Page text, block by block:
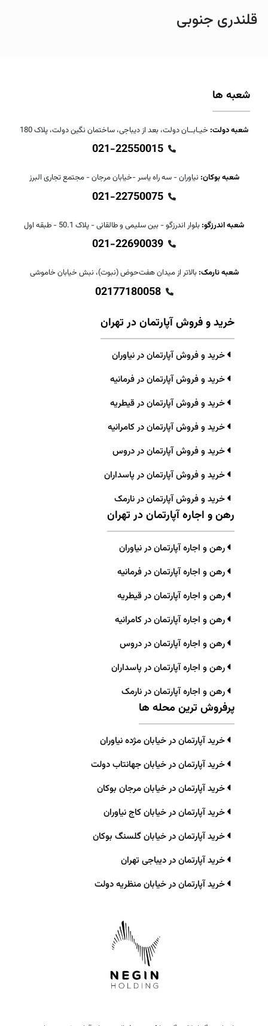
قلندری جنوبی
شعبه ها
شعبه دولت: خیـابــان دولت، بعد از دیباجی، ساختمان نگین دولت، پلاک 180
021-22550015
شعبه بوکان: نیاوران - سه راه یاسر -خیابان مرجان - مجتمع تجاری البرز
021-22750075
شعبه اندرزگو: بلوار اندرزگو - بین سلیمی و طالقانی - پلاک 50.1 - طبقه اول
021-22690039
شعبه نارمک: بالاتر از میدان هفت‌حوض (نبوت)، نبش خیابان خاموشی
02177180058
خرید و فروش آپارتمان در تهران
خرید و فروش آپارتمان در نیاوران
خرید و فروش آپارتمان در فرمانیه
خرید و فروش آپارتمان در قیطریه
خرید و فروش آپارتمان در کامرانیه
خرید و فروش آپارتمان در دروس
خرید و فروش آپارتمان در پاسداران
خرید و فروش آپارتمان در نارمک
رهن و اجاره آپارتمان در تهران
رهن و اجاره آپارتمان در نیاوران
رهن و اجاره آپارتمان در فرمانیه
رهن و اجاره آپارتمان در قیطریه
رهن و اجاره آپارتمان در کامرانیه
رهن و اجاره آپارتمان در دروس
رهن و اجاره آپارتمان در پاسداران
رهن و اجاره آپارتمان در نارمک
پرفروش ترین محله ها
خرید آپارتمان در خیابان مژده نیاوران
خرید آپارتمان در خیابان جهانتاب دولت
خرید آپارتمان در خیابان مرجان بوکان
خرید آپارتمان در خیابان کاج نیاوران
خرید آپارتمان در خیابان گلسنگ بوکان
خرید آپارتمان در دیباجی تهران
خرید آپارتمان در خیابان منظریه دولت